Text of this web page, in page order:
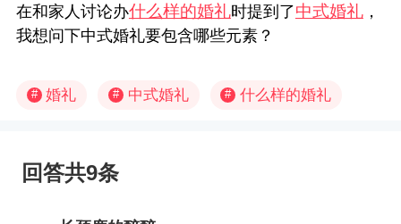
在和家人讨论办什么样的婚礼时提到了中式婚礼，
我想问下中式婚礼要包含哪些元素？
# 婚礼 # 中式婚礼 # 什么样的婚礼
回答共9条